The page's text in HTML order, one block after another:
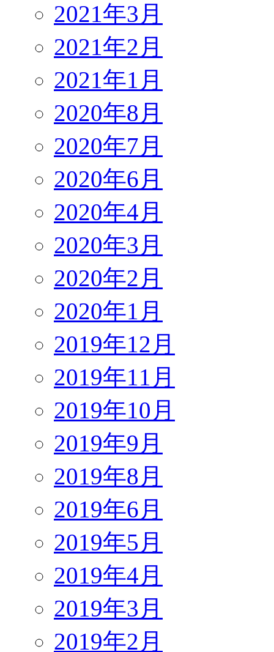
2021年3月
2021年2月
2021年1月
2020年8月
2020年7月
2020年6月
2020年4月
2020年3月
2020年2月
2020年1月
2019年12月
2019年11月
2019年10月
2019年9月
2019年8月
2019年6月
2019年5月
2019年4月
2019年3月
2019年2月